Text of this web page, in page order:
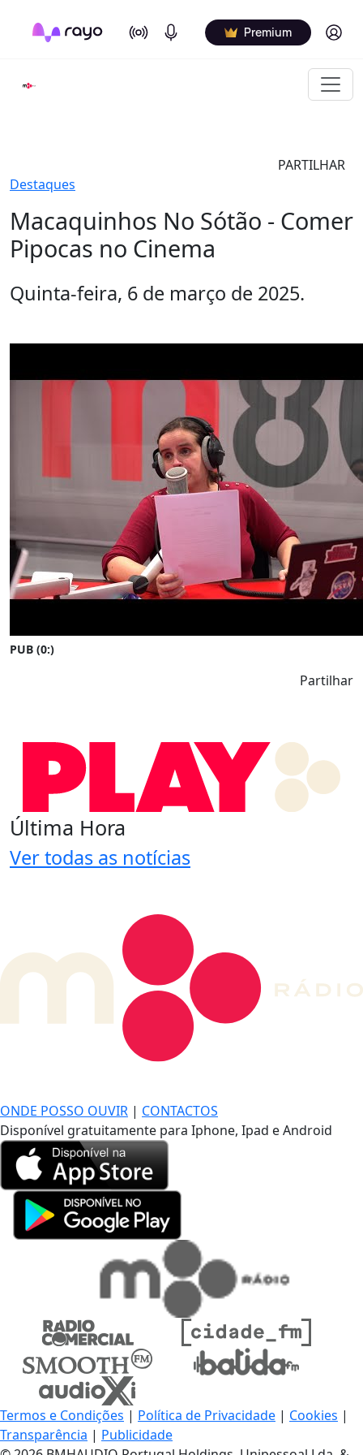
On Air Podcasts Premium Log in
PARTILHAR
Destaques
Macaquinhos No Sótão - Comer
Pipocas no Cinema
Quinta-feira, 6 de março de 2025.
PUB (0:)
Partilhar
Última Hora
Ver todas as notícias
ONDE POSSO OUVIR | CONTACTOS
Disponível gratuitamente para Iphone, Ipad e Android
Termos e Condições | Política de Privacidade | Cookies |
Transparência | Publicidade